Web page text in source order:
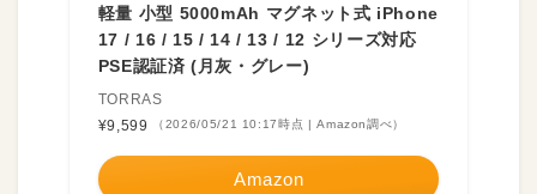
軽量 小型 5000mAh マグネット式 iPhone
17 / 16 / 15 / 14 / 13 / 12 シリーズ対応
PSE認証済 (月灰・グレー)
TORRAS
¥9,599
（2026/05/21 10:17時点 | Amazon調べ）
Amazon